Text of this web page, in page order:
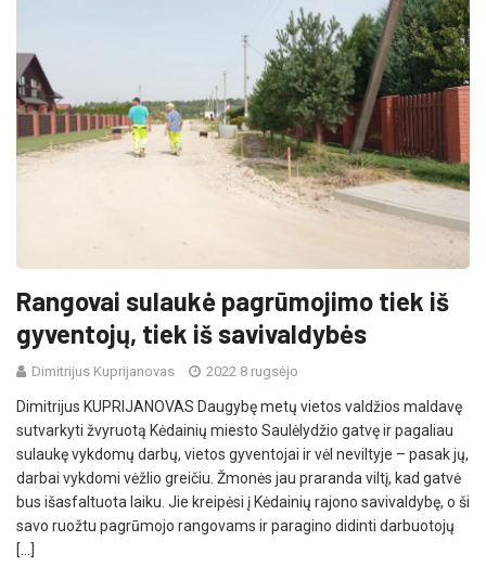
Rangovai sulaukė pagrūmojimo tiek iš
gyventojų, tiek iš savivaldybės
Dimitrijus Kuprijanovas 2022 8 rugsėjo
Dimitrijus KUPRIJANOVAS Daugybę metų vietos valdžios maldavę
sutvarkyti žvyruotą Kėdainių miesto Saulėlydžio gatvę ir pagaliau
sulaukę vykdomų darbų, vietos gyventojai ir vėl neviltyje – pasak jų,
darbai vykdomi vėžlio greičiu. Žmonės jau praranda viltį, kad gatvė
bus išasfaltuota laiku. Jie kreipėsi į Kėdainių rajono savivaldybę, o ši
savo ruožtu pagrūmojo rangovams ir paragino didinti darbuotojų
[…]